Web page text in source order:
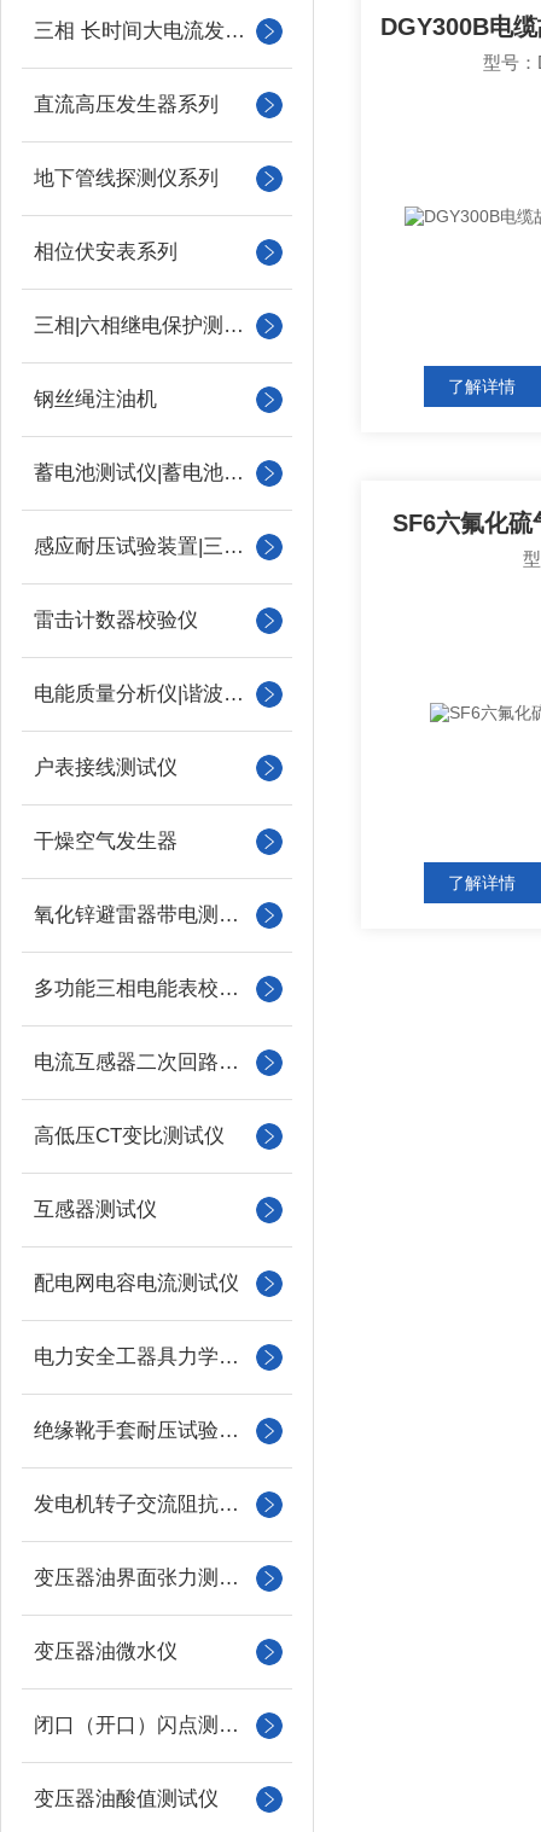
三相 长时间大电流发生器
直流高压发生器系列
地下管线探测仪系列
相位伏安表系列
三相|六相继电保护测试仪
钢丝绳注油机
蓄电池测试仪|蓄电池充放电测试仪
感应耐压试验装置|三倍频
雷击计数器校验仪
电能质量分析仪|谐波测试
户表接线测试仪
干燥空气发生器
氧化锌避雷器带电测试仪（氧化锌避雷器测试仪）
多功能三相电能表校验仪
电流互感器二次回路负载测试仪
高低压CT变比测试仪
互感器测试仪
配电网电容电流测试仪
电力安全工器具力学性能试验机
绝缘靴手套耐压试验装置
发电机转子交流阻抗测试仪
变压器油界面张力测试仪
变压器油微水仪
闭口（开口）闪点测定仪
变压器油酸值测试仪
型号
了解详情
SF6六氟化硫
了解详情